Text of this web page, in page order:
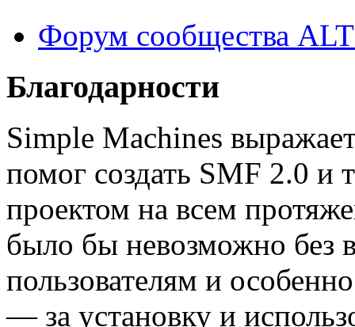
Форум сообщества
Благодарности
Simple Machines
помог создать SMF 2.0 и
проектом на всем
было бы невозможно без
пользователям и
— за установку и